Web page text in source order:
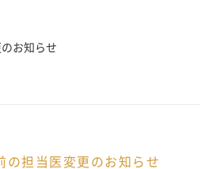
お知らせ
の担当医変更のお知らせ